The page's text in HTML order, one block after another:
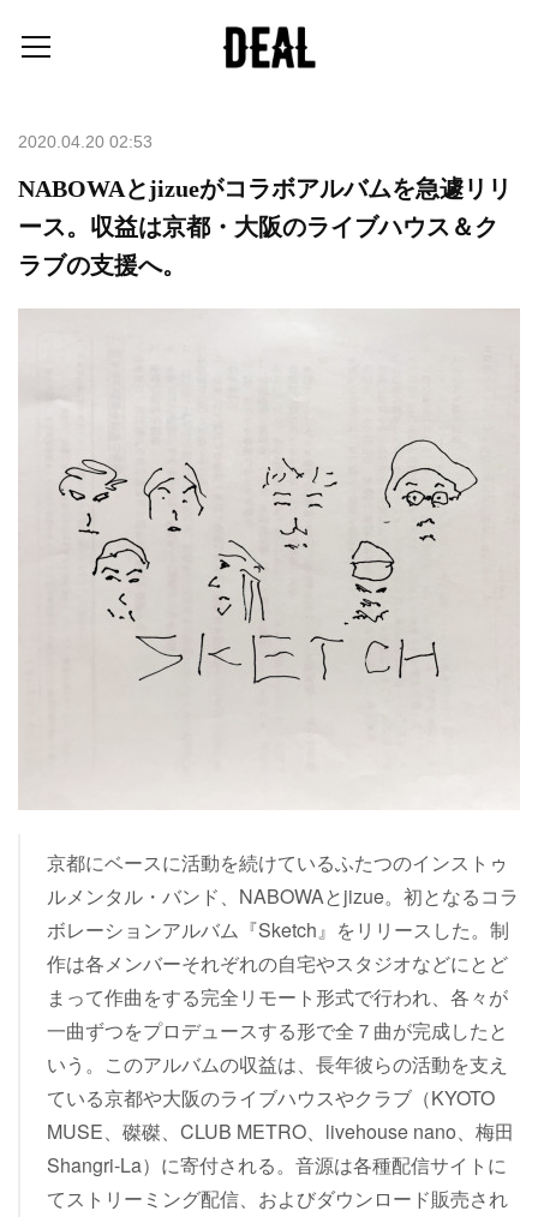
2020.04.20 02:53
NABOWAとjizueがコラボアルバムを急遽リリ
ース。収益は京都・大阪のライブハウス＆ク
ラブの支援へ。
京都にベースに活動を続けているふたつのインストゥ
ルメンタル・バンド、NABOWAとjizue。初となるコラ
ボレーションアルバム『Sketch』をリリースした。制
作は各メンバーそれぞれの自宅やスタジオなどにとど
まって作曲をする完全リモート形式で行われ、各々が
一曲ずつをプロデュースする形で全７曲が完成したと
いう。このアルバムの収益は、長年彼らの活動を支え
ている京都や大阪のライブハウスやクラブ（KYOTO
MUSE、磔磔、CLUB METRO、livehouse nano、梅田
Shangri-La）に寄付される。音源は各種配信サイトに
てストリーミング配信、およびダウンロード販売され